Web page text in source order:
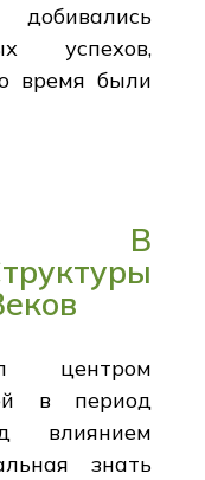
успехов,
время были
В
центром
в период
влиянием
знать